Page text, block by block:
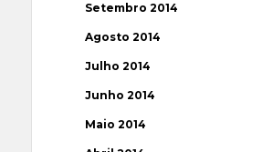
Setembro 2014
Agosto 2014
Julho 2014
Junho 2014
Maio 2014